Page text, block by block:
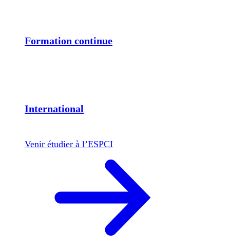
Formation continue
International
Venir étudier à l’ESPCI